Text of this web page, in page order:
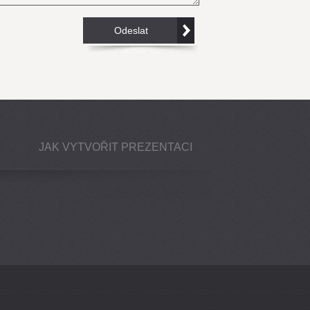
JAK VYTVOŘIT PREZENTACI